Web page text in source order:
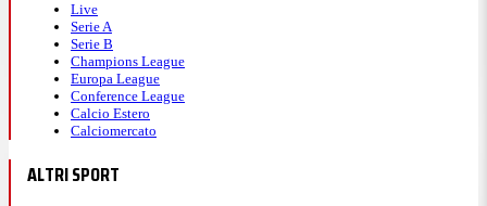
Live
Serie A
Serie B
Champions League
Europa League
Conference League
Calcio Estero
Calciomercato
ALTRI SPORT